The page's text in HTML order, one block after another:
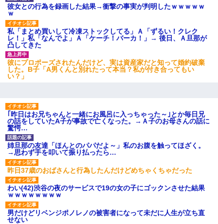
我が家のガレージに見知らぬ車。俺「もしもし、玄関にもシャッ
ターリモコンあるだろ？DOWNのボタン押してｗ」→ 待つこと１
時間弱・・・
生保レディと行為する為に駆け引きしてみた結果ｗｗｗｗｗｗｗ
ｗｗｗｗｗ
（あまりにも希望通り）
私が遺産を相続。→それを知った義両親が「旅行代金を出せ！」
「リフォーム費用を負担しろ！」「金の管理は私達がする！」と
浅ましくも集りにきた。
【まぬけ】夫「離婚だ！」私「わかった。で？」夫「慰謝料
だ！」私「いいけど弁護士通して。私も請求する」夫「」
最近うちの庭に知らない男の人がしょっちゅう入ってくる。それ
を職場で愚痴ったら、同僚男性が怒鳴りつけてきた。
彼女との行為を録画した結果→衝撃の事実が判明したｗｗｗｗｗ
ｗ
私「まとめ買いして冷凍ストックしてる」Ａ「ずるい！クレク
レ！」私「なんでよ」Ａ「ケーチ！バーカ！」→ 後日、Ａ旦那が
凸してきた
彼にプロポーズされたんだけど、実は資産家だと知って婚約破棄
した。B子「A男くんと別れたって本当？私が付き合ってもい
い？」
｢昨日はお兄ちゃんと一緒にお風呂に入っちゃった～｣とか毎日兄
の話をしていたA子が事故で亡くなった。→Ａ子のお母さんの話に
驚愕…
姉旦那の友達「ほんとのパパだよ～」私のお腹を触ってほざく。
→思わず手を叩いて振り払ったら…
昨日37歳のおばさんと行為したんだけどめちゃくちゃだった
わい(42)渋谷の夜のサービスで19の女の子にゴックンさせた結果
ｗｗｗｗｗｗｗｗ
男だけどリベンジポノレノの被害者になって未だに人生が立ち直
せない